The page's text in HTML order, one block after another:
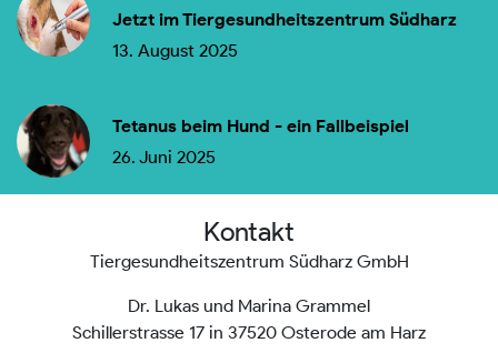
Jetzt im Tiergesundheitszentrum Südharz
13. August 2025
Tetanus beim Hund - ein Fallbeispiel
26. Juni 2025
Kontakt
Tiergesundheitszentrum Südharz GmbH
Dr. Lukas und Marina Grammel
Schillerstrasse 17 in 37520 Osterode am Harz